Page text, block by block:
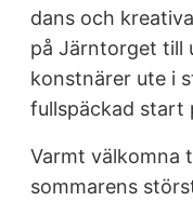
dans och
på Järntorget till
konstnärer ute i
fullspäckad start
Varmt välkomna
sommarens